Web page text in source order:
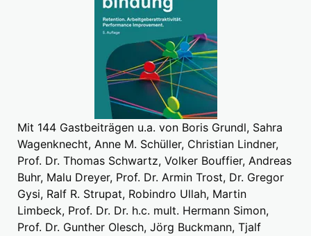
Mit 144 Gastbeiträgen u.a. von Boris Grundl, Sahra
Wagenknecht, Anne M. Schüller, Christian Lindner,
Prof. Dr. Thomas Schwartz, Volker Bouffier, Andreas
Buhr, Malu Dreyer, Prof. Dr. Armin Trost, Dr. Gregor
Gysi, Ralf R. Strupat, Robindro Ullah, Martin
Limbeck, Prof. Dr. Dr. h.c. mult. Hermann Simon,
Prof. Dr. Gunther Olesch, Jörg Buckmann, Tjalf